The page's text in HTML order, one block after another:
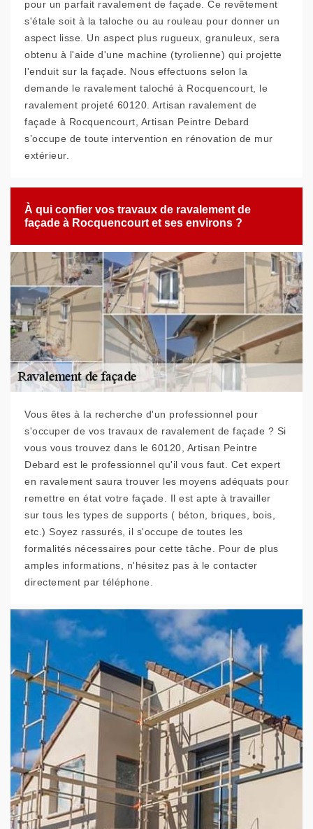
pour un parfait ravalement de façade. Ce revêtement
s'étale soit à la taloche ou au rouleau pour donner un
aspect lisse. Un aspect plus rugueux, granuleux, sera
obtenu à l'aide d'une machine (tyrolienne) qui projette
l'enduit sur la façade. Nous effectuons selon la
demande le ravalement taloché à Rocquencourt, le
ravalement projeté 60120. Artisan ravalement de
façade à Rocquencourt, Artisan Peintre Debard
s’occupe de toute intervention en rénovation de mur
extérieur.
À qui confier vos travaux de ravalement de
façade à Rocquencourt et ses environs ?
Vous êtes à la recherche d'un professionnel pour
s'occuper de vos travaux de ravalement de façade ? Si
vous vous trouvez dans le 60120, Artisan Peintre
Debard est le professionnel qu'il vous faut. Cet expert
en ravalement saura trouver les moyens adéquats pour
remettre en état votre façade. Il est apte à travailler
sur tous les types de supports ( béton, briques, bois,
etc.) Soyez rassurés, il s'occupe de toutes les
formalités nécessaires pour cette tâche. Pour de plus
amples informations, n'hésitez pas à le contacter
directement par téléphone.